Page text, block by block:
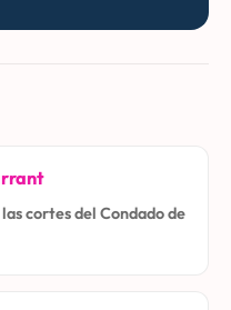
cortes del Condado de